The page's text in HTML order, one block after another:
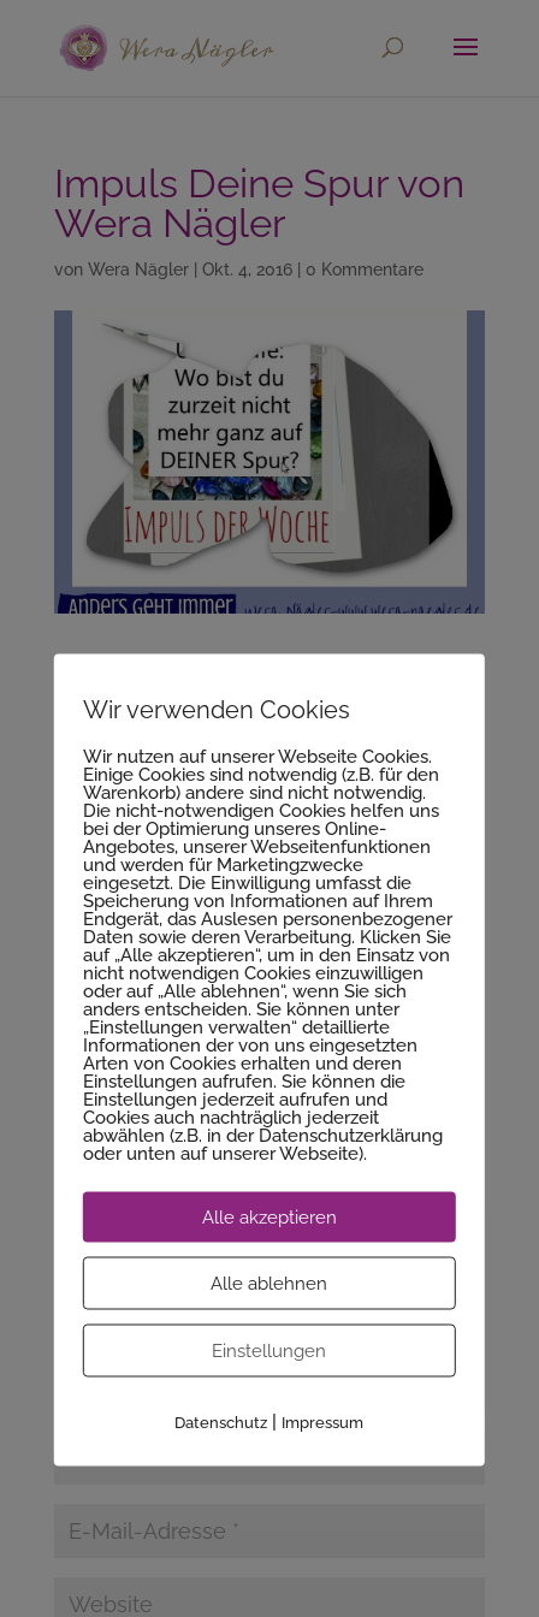
Impuls Deine Spur von
Wera Nägler
von Wera Nägler| Okt. 4, 2016| 0 Kommentare
Impuls Deine Spur von Wera Nägler
Kommentar absenden
Deine E-Mail-Adresse wird nicht veröffentlicht.
Wir verwenden Cookies
Wir nutzen auf unserer Webseite Cookies.
Einige Cookies sind notwendig (z.B. für den
Warenkorb) andere sind nicht notwendig.
Die nicht-notwendigen Cookies helfen uns
bei der Optimierung unseres Online-
Angebotes, unserer Webseitenfunktionen
und werden für Marketingzwecke
eingesetzt. Die Einwilligung umfasst die
Speicherung von Informationen auf Ihrem
Endgerät, das Auslesen personenbezogener
Daten sowie deren Verarbeitung. Klicken Sie
auf „Alle akzeptieren“, um in den Einsatz von
nicht notwendigen Cookies einzuwilligen
oder auf „Alle ablehnen“, wenn Sie sich
anders entscheiden. Sie können unter
„Einstellungen verwalten“ detaillierte
Informationen der von uns eingesetzten
Arten von Cookies erhalten und deren
Einstellungen aufrufen. Sie können die
Einstellungen jederzeit aufrufen und
Cookies auch nachträglich jederzeit
abwählen (z.B. in der Datenschutzerklärung
oder unten auf unserer Webseite).
Alle akzeptieren
Alle ablehnen
Einstellungen
Datenschutz | Impressum